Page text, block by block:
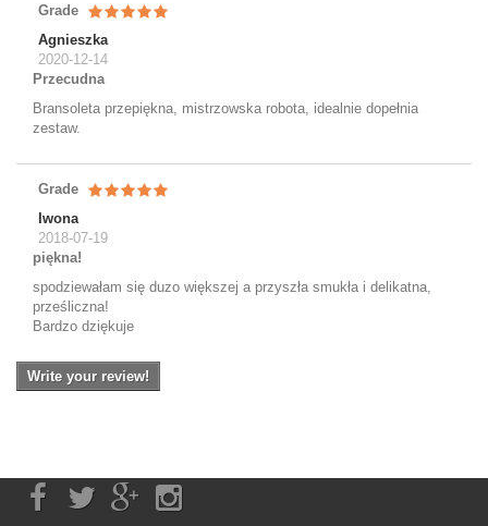
Grade
Agnieszka
2020-12-14
Przecudna
Bransoleta przepiękna, mistrzowska robota, idealnie dopełnia
zestaw.
Grade
Iwona
2018-07-19
piękna!
spodziewałam się duzo większej a przyszła smukła i delikatna,
prześliczna!
Bardzo dziękuje
Write your review!